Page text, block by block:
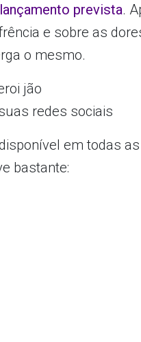
prevista.
e sobre as
o mesmo.
redes sociais
em todas
bastante: